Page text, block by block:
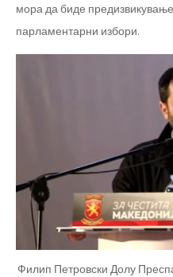
мора да биде
парламентарни избори.
Филип Петровски Долу